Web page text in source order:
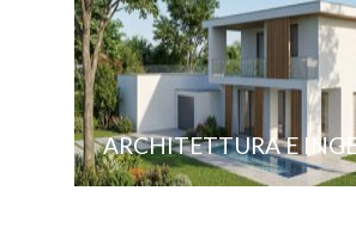
ARCHITETTURA E